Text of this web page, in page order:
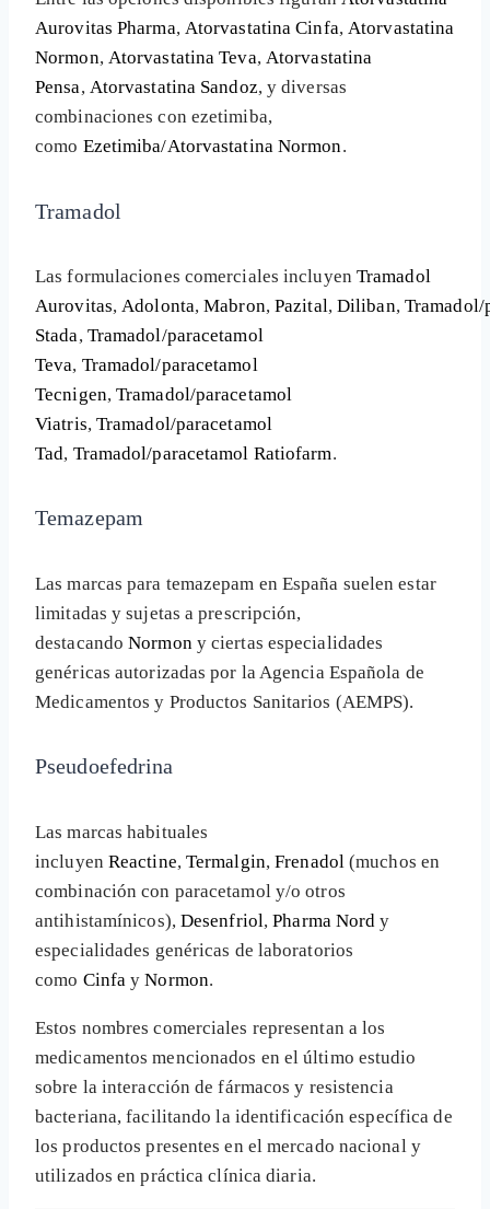
Aurovitas Pharma, Atorvastatina Cinfa,Atorvastatina
Normon, Atorvastatina Teva, Atorvastatina
Pensa, Atorvastatina Sandoz, y diversas
combinaciones con ezetimiba,
como Ezetimiba/Atorvastatina Normon.
Tramadol
Las formulaciones comerciales incluyen Tramadol
Aurovitas,Adolonta,Mabron,Pazital, Diliban, Tramadol/
Stada, Tramadol/paracetamol
Teva, Tramadol/paracetamol
Tecnigen,Tramadol/paracetamol
Viatris, Tramadol/paracetamol
Tad, Tramadol/paracetamol Ratiofarm.
Temazepam
Las marcas para temazepam en España suelen estar
limitadas y sujetas a prescripción,
destacandoNormony ciertas especialidades
genéricas autorizadas por la Agencia Española de
Medicamentos y Productos Sanitarios (AEMPS).
Pseudoefedrina
Las marcas habituales
incluyen Reactine, Termalgin,Frenadol (muchos en
combinación con paracetamol y/o otros
antihistamínicos), Desenfriol,Pharma Nord y
especialidades genéricas de laboratorios
como Cinfa yNormon.
Estos nombres comerciales representan a los
medicamentos mencionados en el último estudio
sobre la interacción de fármacos y resistencia
bacteriana, facilitando la identificación específica de
los productos presentes en el mercado nacional y
utilizados en práctica clínica diaria.